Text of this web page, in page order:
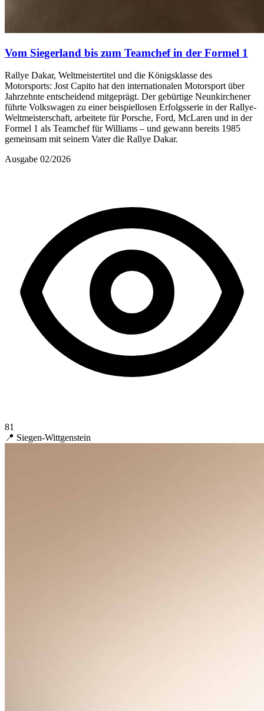
Vom Siegerland bis zum Teamchef in der Formel 1
Rallye Dakar, Weltmeistertitel und die Königsklasse des
Motorsports: Jost Capito hat den internationalen Motorsport über
Jahrzehnte entscheidend mitgeprägt. Der gebürtige Neunkirchener
führte Volkswagen zu einer beispiellosen Erfolgsserie in der Rallye-
Weltmeisterschaft, arbeitete für Porsche, Ford, McLaren und in der
Formel 1 als Teamchef für Williams – und gewann bereits 1985
gemeinsam mit seinem Vater die Rallye Dakar.
Ausgabe 02/2026
81
📍 Siegen-Wittgenstein